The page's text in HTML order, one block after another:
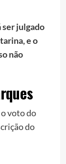
julgado
e o
não
voto do
do